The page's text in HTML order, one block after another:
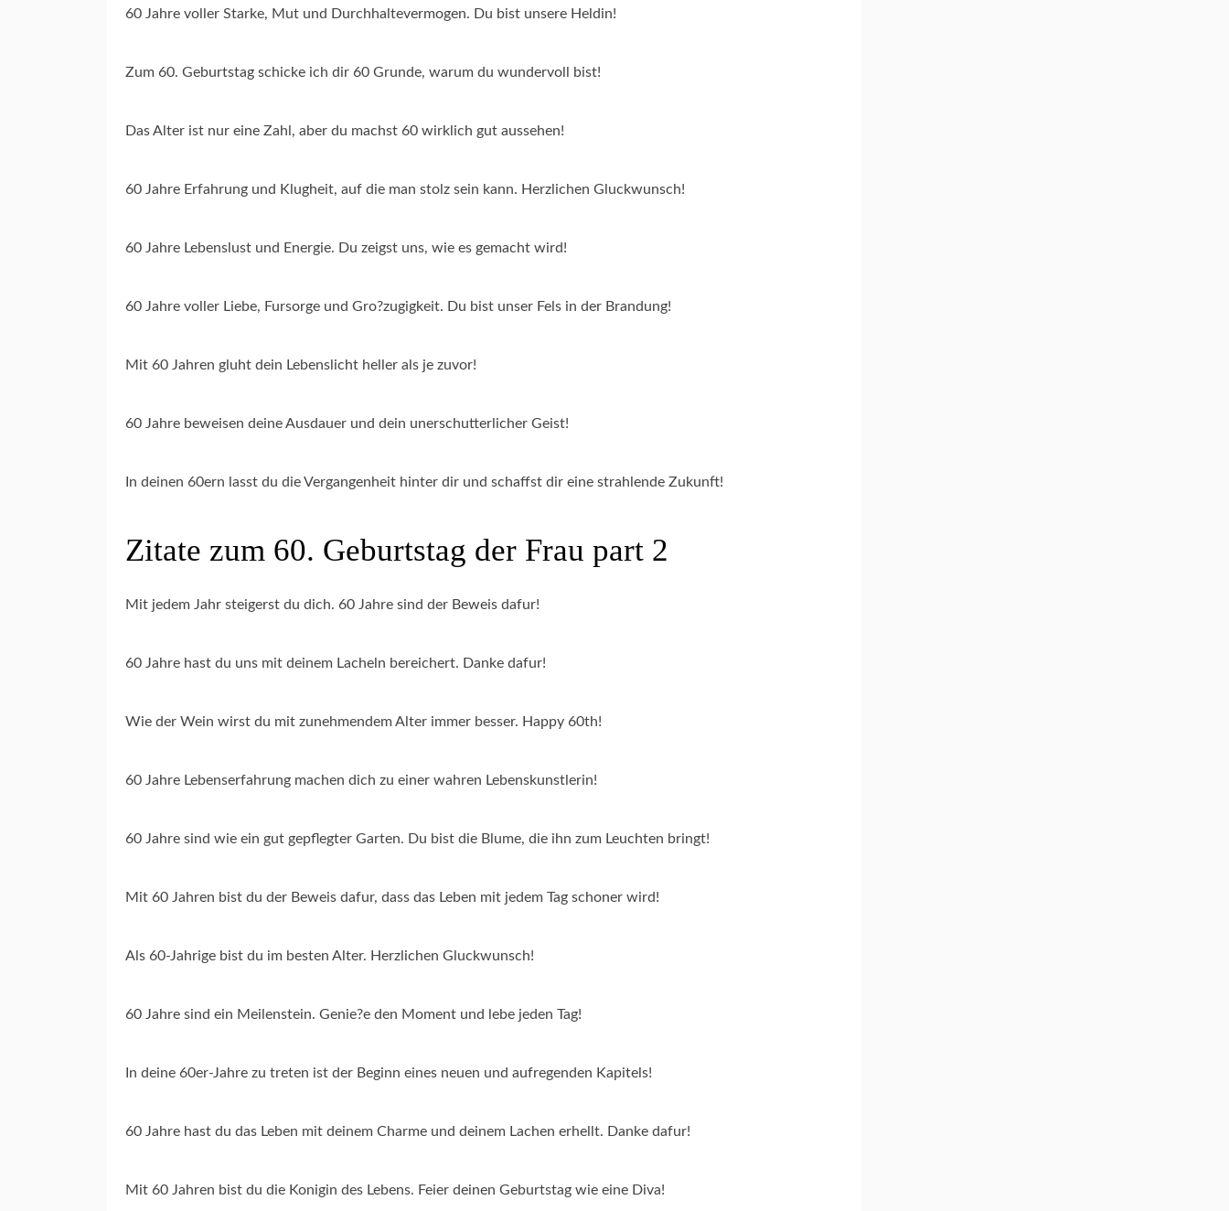
60 Jahre voller Starke, Mut und Durchhaltevermogen. Du bist unsere Heldin!
Zum 60. Geburtstag schicke ich dir 60 Grunde, warum du wundervoll bist!
Das Alter ist nur eine Zahl, aber du machst 60 wirklich gut aussehen!
60 Jahre Erfahrung und Klugheit, auf die man stolz sein kann. Herzlichen Gluckwunsch!
60 Jahre Lebenslust und Energie. Du zeigst uns, wie es gemacht wird!
60 Jahre voller Liebe, Fursorge und Gro?zugigkeit. Du bist unser Fels in der Brandung!
Mit 60 Jahren gluht dein Lebenslicht heller als je zuvor!
60 Jahre beweisen deine Ausdauer und dein unerschutterlicher Geist!
In deinen 60ern lasst du die Vergangenheit hinter dir und schaffst dir eine strahlende Zukunft!
Zitate zum 60. Geburtstag der Frau part 2
Mit jedem Jahr steigerst du dich. 60 Jahre sind der Beweis dafur!
60 Jahre hast du uns mit deinem Lacheln bereichert. Danke dafur!
Wie der Wein wirst du mit zunehmendem Alter immer besser. Happy 60th!
60 Jahre Lebenserfahrung machen dich zu einer wahren Lebenskunstlerin!
60 Jahre sind wie ein gut gepflegter Garten. Du bist die Blume, die ihn zum Leuchten bringt!
Mit 60 Jahren bist du der Beweis dafur, dass das Leben mit jedem Tag schoner wird!
Als 60-Jahrige bist du im besten Alter. Herzlichen Gluckwunsch!
60 Jahre sind ein Meilenstein. Genie?e den Moment und lebe jeden Tag!
In deine 60er-Jahre zu treten ist der Beginn eines neuen und aufregenden Kapitels!
60 Jahre hast du das Leben mit deinem Charme und deinem Lachen erhellt. Danke dafur!
Mit 60 Jahren bist du die Konigin des Lebens. Feier deinen Geburtstag wie eine Diva!